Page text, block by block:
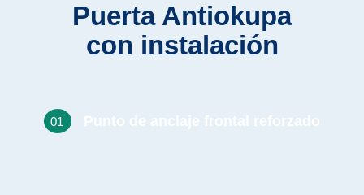
Puerta Antiokupa
con instalación
01 Punto de anclaje frontal reforzado